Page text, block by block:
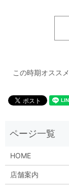
この時期オスス
HOME
店舗案内